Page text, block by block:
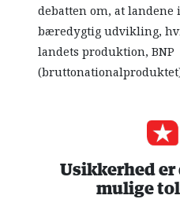
debatten om, at landene
bæredygtig udvikling,
landets produktion, BNP
Usikkerhed er
mulige